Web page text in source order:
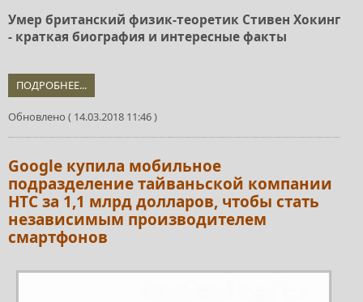
Умер британский физик-теоретик Стивен Хокинг
- краткая биография и интересные факты
ПОДРОБНЕЕ...
Обновлено ( 14.03.2018 11:46 )
Google купила мобильное
подразделение тайваньской компании
HTC за 1,1 млрд долларов, чтобы стать
независимым производителем
смартфонов